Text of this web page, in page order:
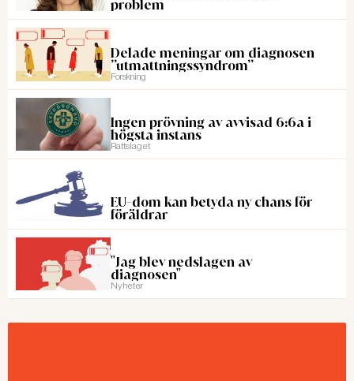
problem
Delade meningar om diagnosen
”utmattningssyndrom”
Forskning
Ingen prövning av avvisad 6:6a i
högsta instans
Rattslaget
EU-dom kan betyda ny chans för
föräldrar
"Jag blev nedslagen av
diagnosen"
Nyheter